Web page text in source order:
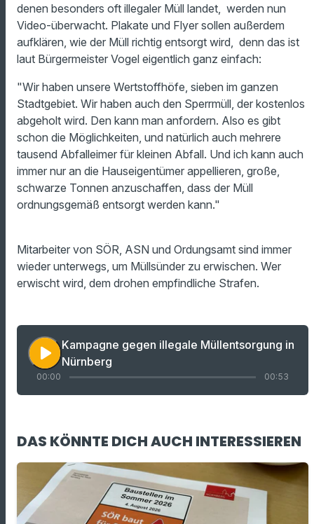
denen besonders oft illegaler Müll landet, werden nun
Video-überwacht. Plakate und Flyer sollen außerdem
aufklären, wie der Müll richtig entsorgt wird, denn das ist
laut Bürgermeister Vogel eigentlich ganz einfach:
"Wir haben unsere Wertstoffhöfe, sieben im ganzen
Stadtgebiet. Wir haben auch den Sperrmüll, der kostenlos
abgeholt wird. Den kann man anfordern. Also es gibt
schon die Möglichkeiten, und natürlich auch mehrere
tausend Abfalleimer für kleinen Abfall. Und ich kann auch
immer nur an die Hauseigentümer appellieren, große,
schwarze Tonnen anzuschaffen, dass der Müll
ordnungsgemäß entsorgt werden kann."
Mitarbeiter von SÖR, ASN und Ordungsamt sind immer
wieder unterwegs, um Müllsünder zu erwischen. Wer
erwischt wird, dem drohen empfindliche Strafen.
play_arrow
Kampagne gegen illegale Müllentsorgung in
Nürnberg
00:00 00:53
DAS KÖNNTE DICH AUCH INTERESSIEREN